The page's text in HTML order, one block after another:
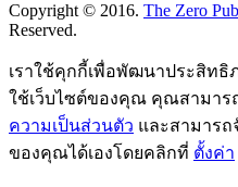
Copyright © 2016. The Zero
Reserved.
เราใช้คุกกี้เพื่อพัฒนาประสิท
ใช้เว็บไซต์ของคุณ คุณสามาร
ความเป็นส่วนตัว และสามารถ
ของคุณได้เองโดยคลิกที่ ตั้งค่า